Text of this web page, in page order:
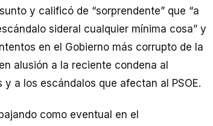
y calificó de “sorprendente” que “a
sideral cualquier mínima cosa” y
en el Gobierno más corrupto de la
alusión a la reciente condena al
a los escándalos que afectan al PSOE.
como eventual en el